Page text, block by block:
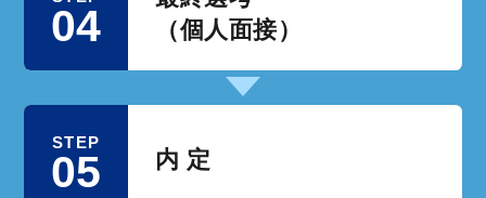
04
（個人面接）
STEP
05 内 定